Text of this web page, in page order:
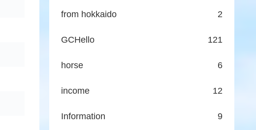
from hokkaido 2
GCHello 121
horse 6
income 12
Information 9